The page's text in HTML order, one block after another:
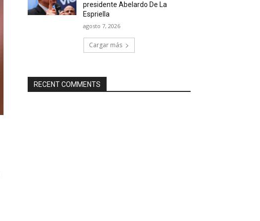
presidente Abelardo De La
Espriella
agosto 7, 2026
Cargar más
RECENT COMMENTS